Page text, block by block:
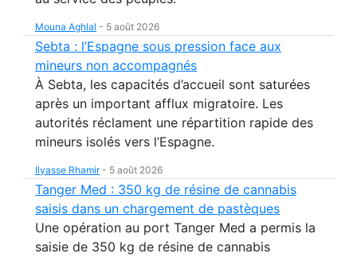
Mouna Aghlal - 5 août 2026
Sebta : l’Espagne sous pression face aux
mineurs non accompagnés
À Sebta, les capacités d’accueil sont saturées
après un important afflux migratoire. Les
autorités réclament une répartition rapide des
mineurs isolés vers l’Espagne.
Ilyasse Rhamir- 5 août 2026
Tanger Med : 350 kg de résine de cannabis
saisis dans un chargement de pastèques
Une opération au port Tanger Med a permis la
saisie de 350 kg de résine de cannabis